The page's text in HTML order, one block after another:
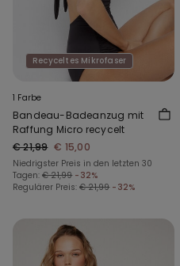
Recyceltes Mikrofaser
1 Farbe
Bandeau-Badeanzug mit
Raffung Micro recycelt
€ 21,99 € 15,00
Niedrigster Preis in den letzten 30
Tagen: € 21,99 -32%
Regulärer Preis: € 21,99 -32%